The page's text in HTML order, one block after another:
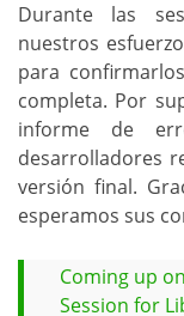
Durante las
nuestros
para
completa. Por
informe de
desarrolladores
versión final.
esperamos sus
Coming up
Session for